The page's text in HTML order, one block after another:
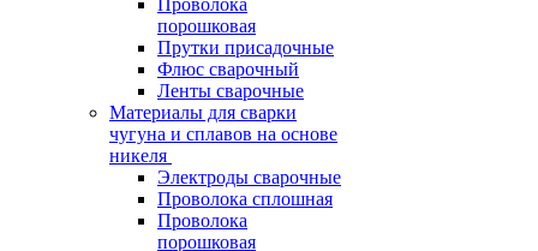
Проволока
порошковая
Прутки присадочные
Флюс сварочный
Ленты сварочные
Материалы для сварки
чугуна и сплавов на основе
никеля
Электроды сварочные
Проволока сплошная
Проволока
порошковая